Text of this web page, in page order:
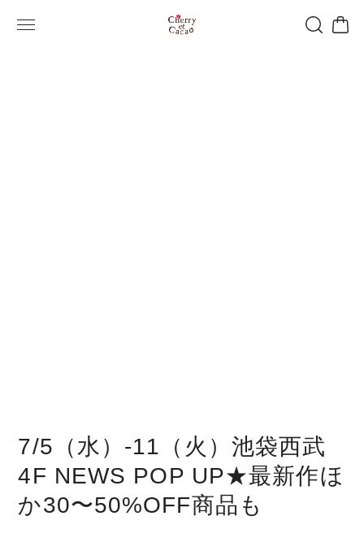
7/5（水）-11（火）池袋西武
4F NEWS POP UP★最新作ほ
か30〜50%OFF商品も